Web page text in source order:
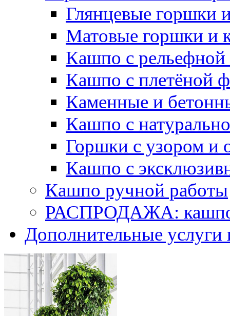
Глянцевые горшки
Матовые горшки и
Кашпо с рельефной
Кашпо с плетёной
Каменные и
Кашпо с
Горшки с узором и
Кашпо с
Кашпо ручной работы
РАСПРОДАЖА: кашпо
Дополнительные услуги